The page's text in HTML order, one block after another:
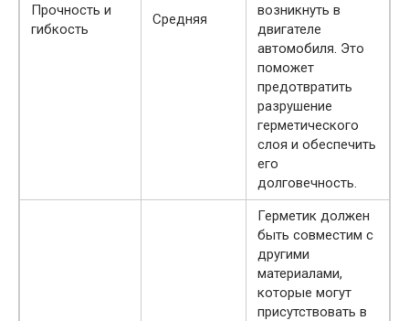
Прочность и
гибкость
Средняя
возникнуть в
двигателе
автомобиля. Это
поможет
предотвратить
разрушение
герметического
слоя и обеспечить
его
долговечность.
Герметик должен
быть совместим с
другими
материалами,
которые могут
присутствовать в